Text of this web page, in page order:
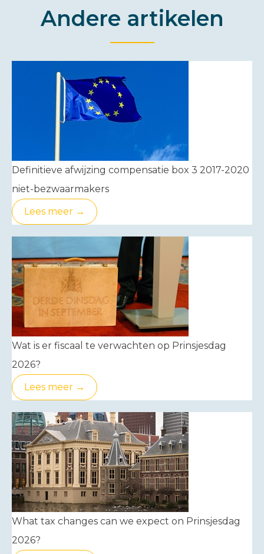
Andere artikelen
Definitieve afwijzing compensatie box 3 2017-2020
niet-bezwaarmakers
Lees meer →
Wat is er fiscaal te verwachten op Prinsjesdag
2026?
Lees meer →
What tax changes can we expect on Prinsjesdag
2026?